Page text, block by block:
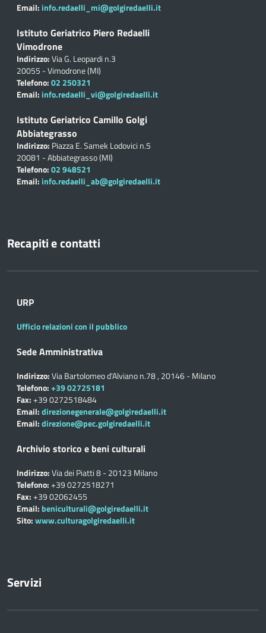
Email: info.redaelli_mi@golgiredaelli.it
Istituto Geriatrico Piero Redaelli
Vimodrone
Indirizzo:Via G. Leopardi n.3
20055 - Vimodrone (MI)
Telefono:02 250321
Email: info.redaelli_vi@golgiredaelli.it
Istituto Geriatrico Camillo Golgi
Abbiategrasso
Indirizzo: Piazza E. Samek Lodovici n.5
20081 - Abbiategrasso (MI)
Telefono:02 948521
Email: info.redaelli_ab@golgiredaelli.it
Recapiti e contatti
URP
Ufficio relazioni con il pubblico
Sede Amministrativa
Indirizzo:Via Bartolomeo d'Alviano n.78 , 20146 - Milano
Telefono:+39 02725181
Fax:+39 0272518484
Email:direzionegenerale@golgiredaelli.it
Email:direzione@pec.golgiredaelli.it
Archivio storico e beni culturali
Indirizzo:Via dei Piatti 8 - 20123 Milano
Telefono:+39 0272518271
Fax:+39 02062455
Email: beniculturali@golgiredaelli.it
Sito:www.culturagolgiredaelli.it
Servizi